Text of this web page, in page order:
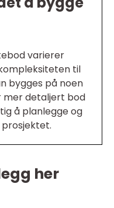
varierer
til
bygges på noen
mer detaljert bod
å planlegge og
her